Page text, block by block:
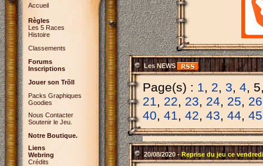
Accueil
Règles
Les 5 Races
Histoire
Classements
Forums
Inscriptions
Jouer son Trõll
Packs Graphiques
Goodies
Nous Contacter
Soutenir le Jeu.
Notre Boutique.
Liens
Webring
Crédits
Les NEWS
Page(s) : 1, 2, 3, 4,
21, 22, 23, 24, 25, 26
40, 41, 42, 43, 44, 45
20/08/2020 -Reprise du jeu ce